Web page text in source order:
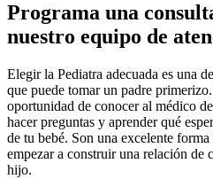
Programa una
nuestro equipo de
Elegir la Pediatra adecuada es una
que puede tomar un padre
oportunidad de conocer al médico
hacer preguntas y aprender qué
de tu bebé. Son una excelente
empezar a construir una relación de
hijo.